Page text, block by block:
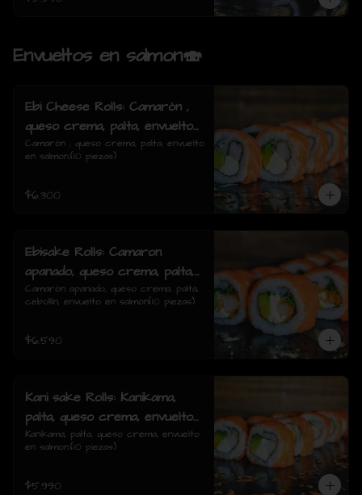
Envueltos en salmon🍣
Ebi Cheese Rolls: Camarón ,
queso crema, palta, envuelto
en salmon.
Camarón , queso crema, palta, envuelto
en salmon.(10 piezas)
$6.300
Ebisake Rolls: Camaron
apanado, queso crema, palta,
cebollin, envuelto en salmon
Camarón apanado, queso crema, palta,
cebollín, envuelto en salmón(10 piezas)
$6.590
Kani sake Rolls: Kanikama,
palta, queso crema, envuelto
en salmon.
Kanikama, palta, queso crema, envuelto
en salmon.(10 piezas)
$5.990